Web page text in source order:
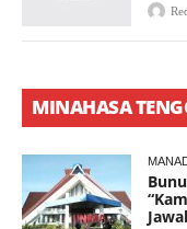
MINAHASA